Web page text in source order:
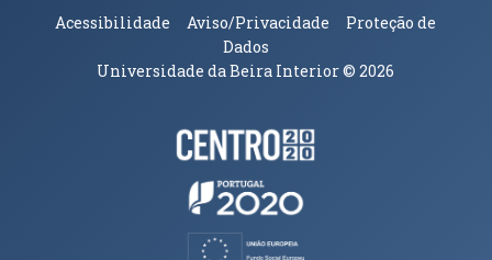
Acessibilidade Aviso/Privacidade
Proteção de
Dados
Universidade da Beira Interior© 2026
Parceiros e Financiadores